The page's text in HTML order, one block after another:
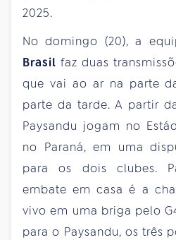
2025.
No domingo (20), a
Brasil faz duas
que vai ao ar na parte
parte da tarde. A partir
Paysandu jogam no
no Paraná, em uma
para os dois clubes.
embate em casa é a
vivo em uma briga pelo
para o Paysandu, os três